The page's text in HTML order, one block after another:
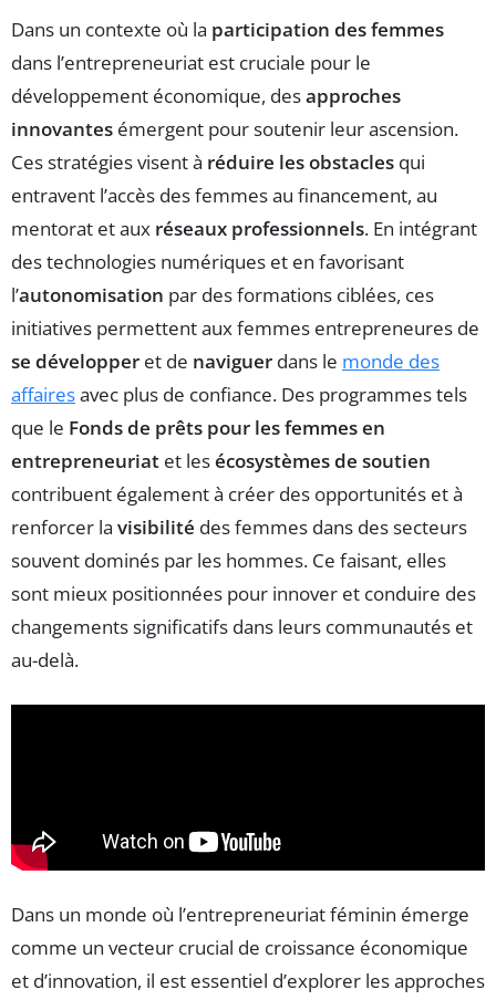
Dans un contexte où la participation des femmes
dans l’entrepreneuriat est cruciale pour le
développement économique, desapproches
innovantes émergent pour soutenir leur ascension.
Ces stratégies visent à réduire les obstacles qui
entravent l’accès des femmes au financement, au
mentorat et aux réseaux professionnels. En intégrant
des technologies numériques et en favorisant
l’autonomisation par des formations ciblées, ces
initiatives permettent aux femmes entrepreneures de
se développer et de naviguer dans le monde des
affairesavec plus de confiance. Des programmes tels
que le Fonds de prêts pour les femmes en
entrepreneuriat et lesécosystèmes de soutien
contribuent également à créer des opportunités et à
renforcer la visibilité des femmes dans des secteurs
souvent dominés par les hommes. Ce faisant, elles
sont mieux positionnées pour innover et conduire des
changements significatifs dans leurs communautés et
au-delà.
Dans un monde où l’entrepreneuriat féminin émerge
comme un vecteur crucial de croissance économique
et d’innovation, il est essentiel d’explorer les approches